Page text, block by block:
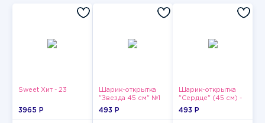
Sweet Хит - 23
3965 P
Шарик-открытка
"Звезда 45 см" №1
493 P
Шарик-открытка
"Сердце" (45 см) -
2
493 P